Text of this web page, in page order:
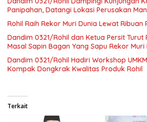
Panipahan, Datangi Lokasi Perusakan
Rohil Raih Rekor Muri Dunia Lewat Ribuan
Dandim 0321/Rohil dan Ketua Persit Turut
Masal Sapin Bagan Yang Sapu Rekor Muri
Dandim 0321/Rohil Hadiri Workshop
Kompak Dongkrak Kwalitas Produk Rohil
Terkait